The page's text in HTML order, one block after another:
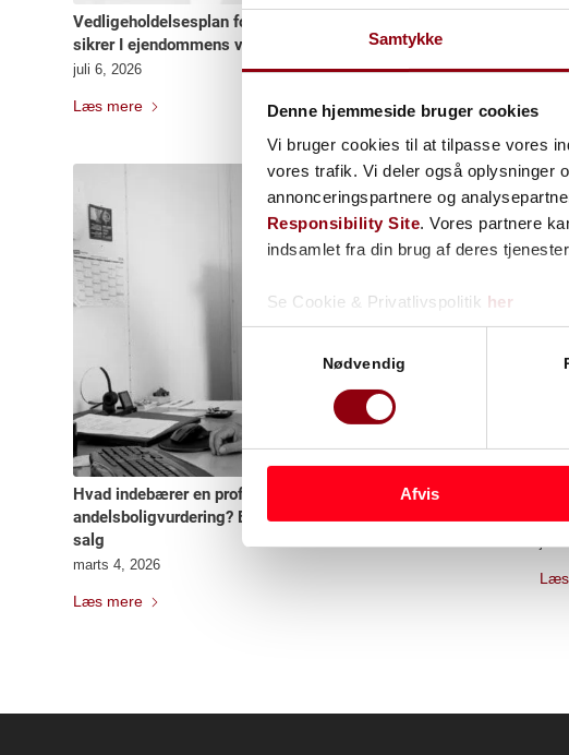
Samtykke
Denne hjemmeside bruger cookies
Vi bruger cookies til at tilpasse vores
vores trafik. Vi deler også oplysninger
annonceringspartnere og
Responsibility Site. Vores partnere
indsamlet fra din brug af deres
Se Cookie & Privatlivspolitik her
Nødvendig
Afvis
Vedligeholdelsesplan for boligforeninger: Sådan
sikrer I ejendommens værdi
juli 6, 2026
Læs mere
maj
Hvad indebærer en professionel
andelsboligvurdering? En guide til forbedringer og
salg
marts 4, 2026
Læs mere